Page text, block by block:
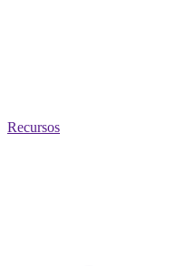
Recursos